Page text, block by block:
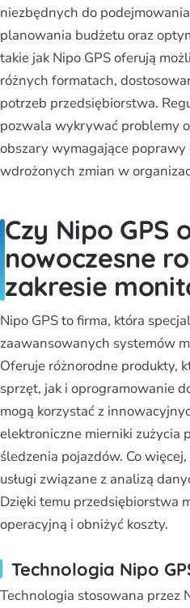
niezbędnych do
planowania budżetu oraz
takie jak Nipo GPS oferują
różnych formatach,
potrzeb przedsiębiorstwa.
pozwala wykrywać problemy
obszary wymagające
wdrożonych zmian w
Czy Nipo GPS
nowoczesne
zakresie
Nipo GPS to firma, która
zaawansowanych systemów
Oferuje różnorodne produkty,
sprzęt, jak i oprogramowanie
mogą korzystać z
elektroniczne mierniki zużycia
śledzenia pojazdów. Co
usługi związane z analizą
Dzięki temu przedsiębiorstwa
operacyjną i obniżyć koszty.
Technologia Nipo
Technologia stosowana przez